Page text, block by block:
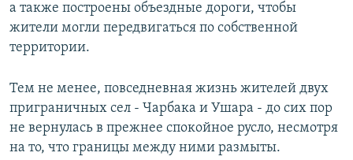
а также построены объездные дороги, чтобы
жители могли передвигаться по собственной
территории.
Тем не менее, повседневная жизнь жителей двух
приграничных сел - Чарбака и Ушара - до сих пор
не вернулась в прежнее спокойное русло, несмотря
на то, что границы между ними размыты.